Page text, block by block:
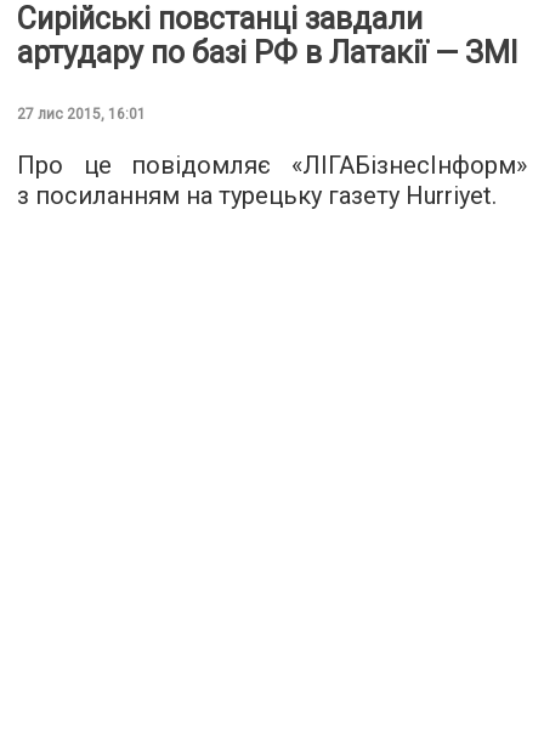
Сирійські повстанці завдали
артудару по базі РФ в Латакії — ЗМІ
27 лис 2015, 16:01
Про це повідомляє «ЛІГАБізнесІнформ»
з посиланням на турецьку газету Hurriyet.